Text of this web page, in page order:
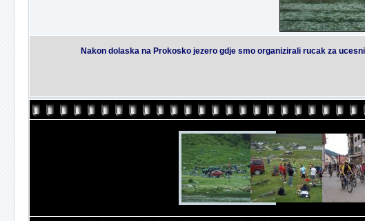
Nakon dolaska na Prokosko jezero gdje smo organizirali rucak za